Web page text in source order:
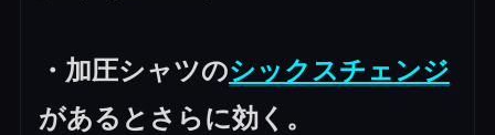
・加圧シャツのシックスチェンジ
があるとさらに効く。